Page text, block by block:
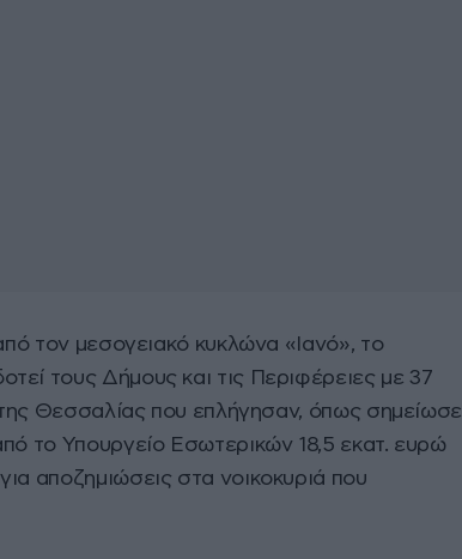
τον μεσογειακό κυκλώνα «Ιανό», το
τους Δήμους και τις Περιφέρειες με 37
της Θεσσαλίας που επλήγησαν, όπως σημείωσε
το Υπουργείο Εσωτερικών 18,5 εκατ. ευρώ
αποζημιώσεις στα νοικοκυριά που